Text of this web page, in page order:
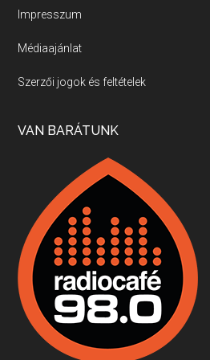
Villány, kékfrankos, Jackfall
Apr 17, 2026 • 00:35:38
Boston, teadélután, bab és
Apr 9, 2026 • 00:37:17
Fermentáljunk, a testünk
Apr 3, 2026 • 00:36:07
Impresszum
Médiaajánlat
Szerzői jogok és feltételek
VAN BARÁTUNK